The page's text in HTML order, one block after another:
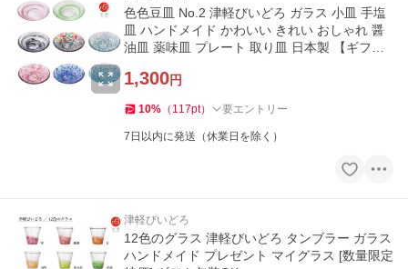
色色豆皿 No.2 津軽びいどろ ガラス 小皿 手塩
皿 ハンドメイド かわいい きれい おしゃれ 醤
油皿 薬味皿 プレート 取り皿 日本製 【ギフト
1,300円
10% （ 117pt） 要エントリー
7日以内に発送（休業日を除く）
津軽びいどろ
12色のグラス 津軽びいどろ タンブラー ガラス
ハンドメイド プレゼント マイグラス [数量限定